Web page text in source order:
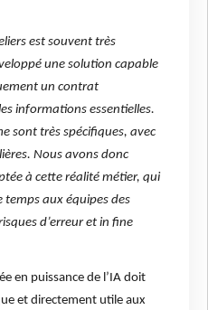
est souvent très
une solution capable
un contrat
informations essentielles.
sont très spécifiques, avec
Nous avons donc
à cette réalité métier, qui
aux équipes des
d’erreur et in fine
en puissance de l’IA doit
et directement utile aux